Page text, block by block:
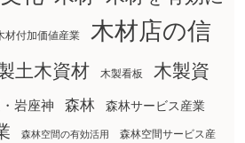
材付加価値産業
木材店の信
土木資材 木製看板
木製資
岩座神 森林 森林サービス産業
森林空間の有効活用 森林空間サービス産